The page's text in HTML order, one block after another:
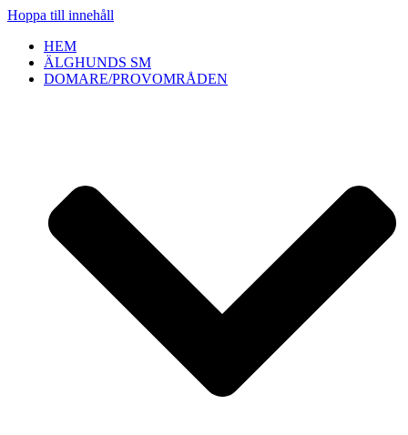
Hoppa till innehåll
HEM
ÄLGHUNDS SM
DOMARE/PROVOMRÅDEN